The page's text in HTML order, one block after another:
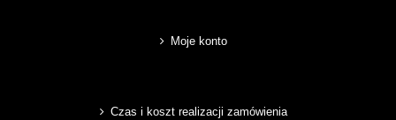
Moje konto
Czas i koszt realizacji zamówienia